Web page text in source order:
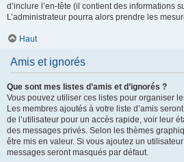
d’inclure l’en-tête (il contient des informations
L’administrateur pourra alors prendre les
Haut
Amis et ignorés
Que sont mes listes d’amis et d’ignorés ?
Vous pouvez utiliser ces listes pour organiser
Les membres ajoutés à votre liste d’amis
de l’utilisateur pour un accès rapide, voir leur
des messages privés. Selon les thèmes
être mis en valeur. Si vous ajoutez un
messages seront masqués par défaut.